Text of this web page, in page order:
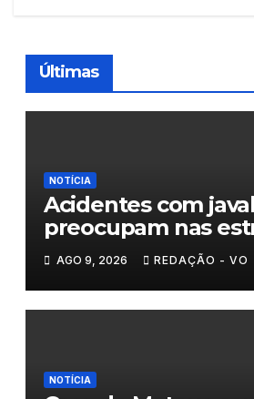
Últimas
NOTÍCIA
Acidentes com
preocupam nas
Trás-os-Montes
AGO 9, 2026 REDAÇÃO - VO
NOTÍCIA